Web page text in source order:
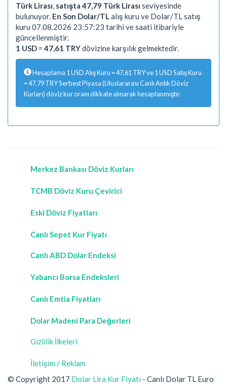
Türk Lirası satışta 47,79 Türk Lirası seviyesinde
bulunuyor. En Son Dolar/TL alış kuru ve Dolar/TL satış
kuru 07.08.2026 23:57:23 tarihi ve saati itibariyle
güncellenmiştir.
1 USD =47,61 TRYdövizine karşılık gelmektedir.
Hesaplama 1 USD Alış Kuru = 47,61 TRY ve 1 USD Satış Kuru
= 47,79 TRY Serbest Piyasa (Uluslararası Canlı Anlık Döviz
Kurları) döviz kur oranı dikkate alınarak hesaplanmıştır.
Merkez Bankası Döviz Kurları
TCMB Döviz Kuru Çevirici
Eski Döviz Fiyatları
Canlı Sepet Kur Fiyatı
Canlı ABD Dolar Endeksi
Yabancı Borsa Endeksleri
Canlı Emtia Fiyatları
Dolar Madeni Para Değerleri
Gizlilik İlkeleri
İletişim / Reklam
© Copyright 2017 Dolar Lira Kur Fiyatı - Canlı Dolar TL Euro